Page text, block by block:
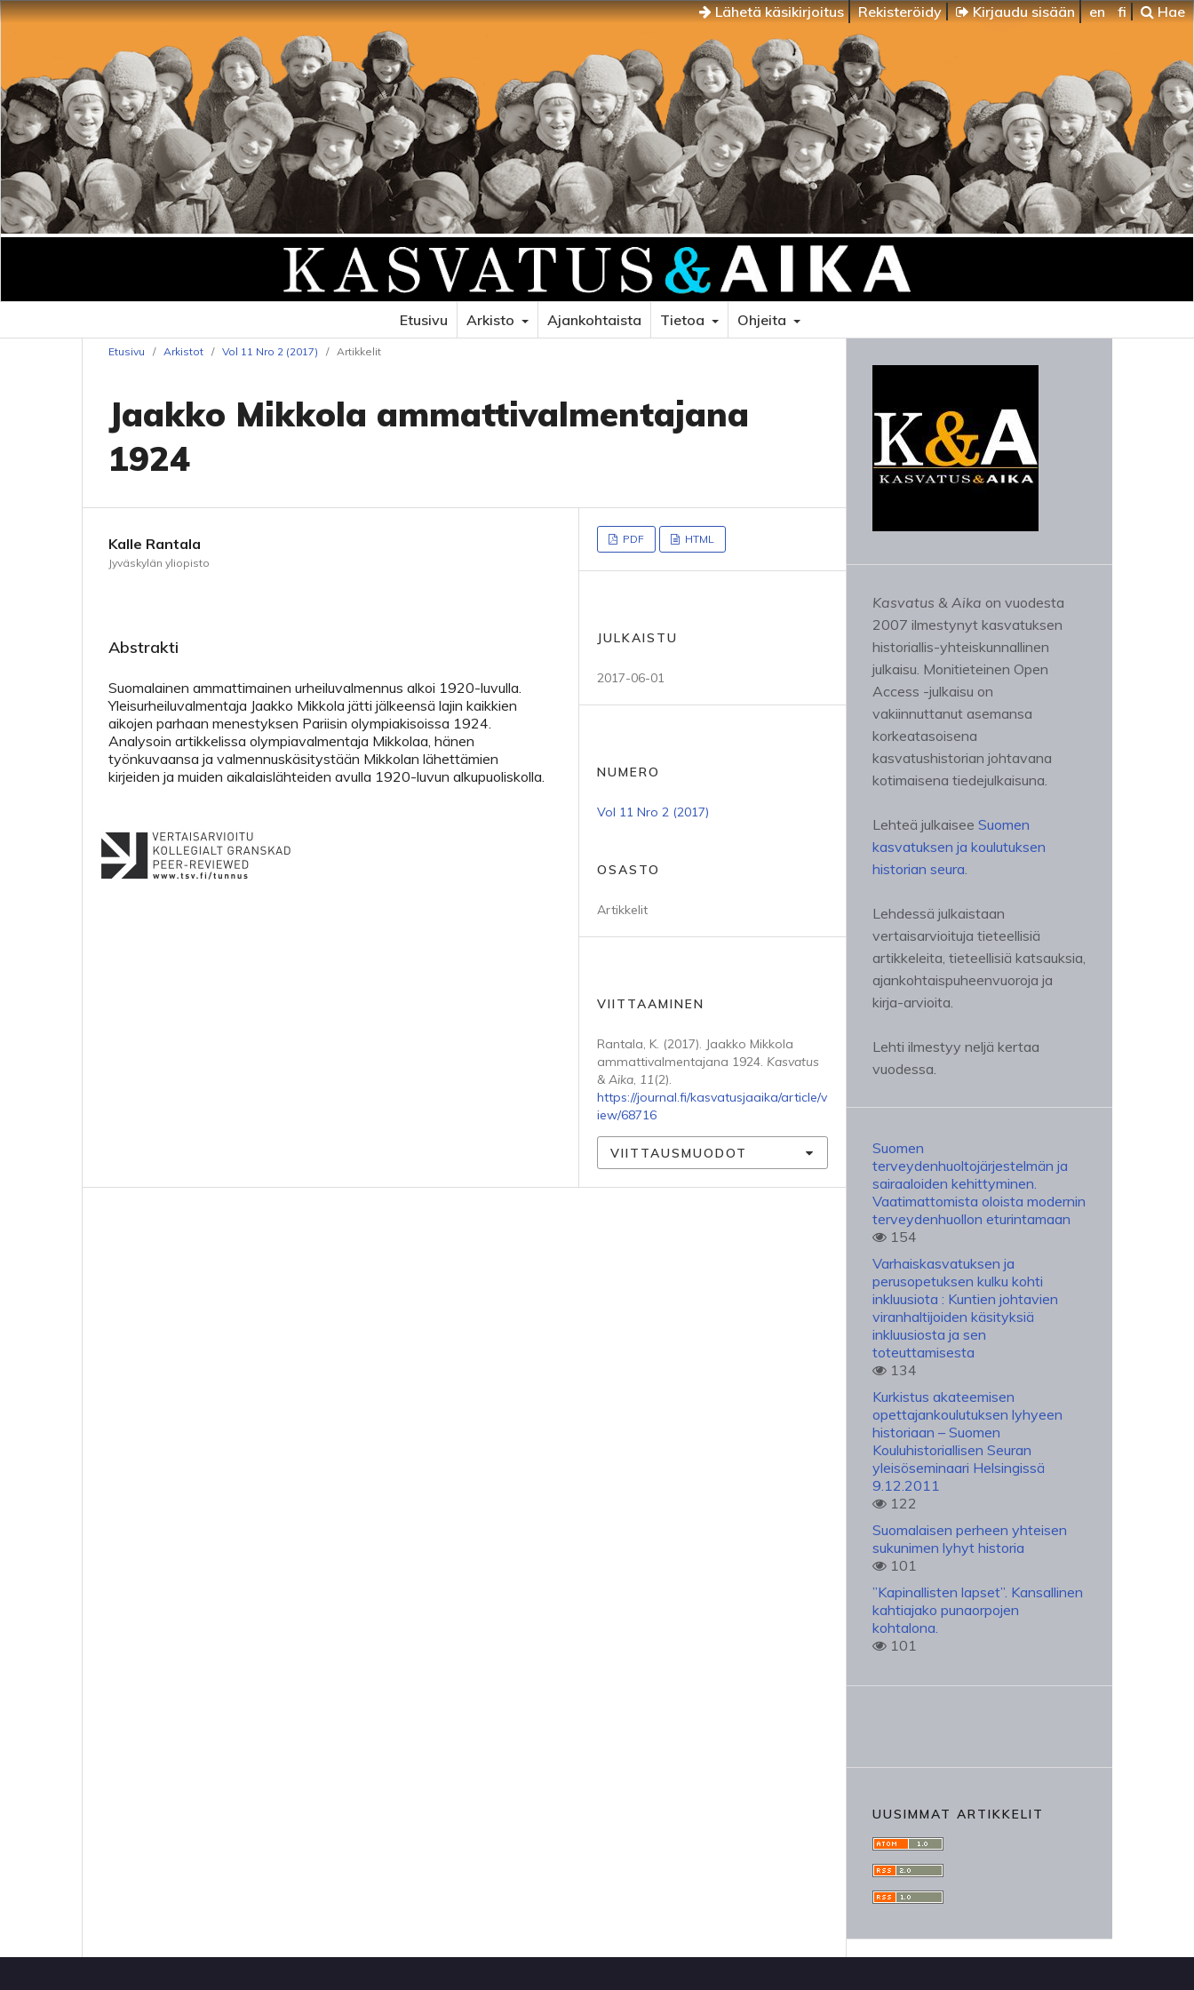
Lähetä käsikirjoitus Rekisteröidy Kirjaudu sisään en fi Hae
Etusivu Arkisto Ajankohtaista Tietoa Ohjeita
Etusivu / Arkistot / Vol 11 Nro 2 (2017) / Artikkelit
Jaakko Mikkola ammattivalmentajana
1924
Kalle Rantala
Jyväskylän yliopisto
Abstrakti
Suomalainen ammattimainen urheiluvalmennus alkoi 1920-luvulla.
Yleisurheiluvalmentaja Jaakko Mikkola jätti jälkeensä lajin kaikkien
aikojen parhaan menestyksen Pariisin olympiakisoissa 1924.
Analysoin artikkelissa olympiavalmentaja Mikkolaa, hänen
työnkuvaansa ja valmennuskäsitystään Mikkolan lähettämien
kirjeiden ja muiden aikalaislähteiden avulla 1920-luvun alkupuoliskolla.
PDF HTML
JULKAISTU
2017-06-01
NUMERO
Vol 11 Nro 2 (2017)
OSASTO
Artikkelit
VIITTAAMINEN
Rantala, K. (2017). Jaakko Mikkola
ammattivalmentajana 1924. Kasvatus
& Aika, 11(2).
https://journal.fi/kasvatusjaaika/article/v
iew/68716
VIITTAUSMUODOT
Kasvatus & Aika on vuodesta
2007 ilmestynyt kasvatuksen
historiallis-yhteiskunnallinen
julkaisu. Monitieteinen Open
Access -julkaisu on
vakiinnuttanut asemansa
korkeatasoisena
kasvatushistorian johtavana
kotimaisena tiedejulkaisuna.
Lehteä julkaisee Suomen
kasvatuksen ja koulutuksen
historian seura.
Lehdessä julkaistaan
vertaisarvioituja tieteellisiä
artikkeleita, tieteellisiä katsauksia,
ajankohtaispuheenvuoroja ja
kirja-arvioita.
Lehti ilmestyy neljä kertaa
vuodessa.
Suomen
terveydenhuoltojärjestelmän ja
sairaaloiden kehittyminen.
Vaatimattomista oloista modernin
terveydenhuollon eturintamaan
154
Varhaiskasvatuksen ja
perusopetuksen kulku kohti
inkluusiota : Kuntien johtavien
viranhaltijoiden käsityksiä
inkluusiosta ja sen
toteuttamisesta
134
Kurkistus akateemisen
opettajankoulutuksen lyhyeen
historiaan – Suomen
Kouluhistoriallisen Seuran
yleisöseminaari Helsingissä
9.12.2011
122
Suomalaisen perheen yhteisen
sukunimen lyhyt historia
101
”Kapinallisten lapset”. Kansallinen
kahtiajako punaorpojen
kohtalona.
101
UUSIMMAT ARTIKKELIT